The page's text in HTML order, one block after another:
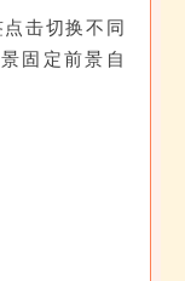
击切换不同
固定前景自